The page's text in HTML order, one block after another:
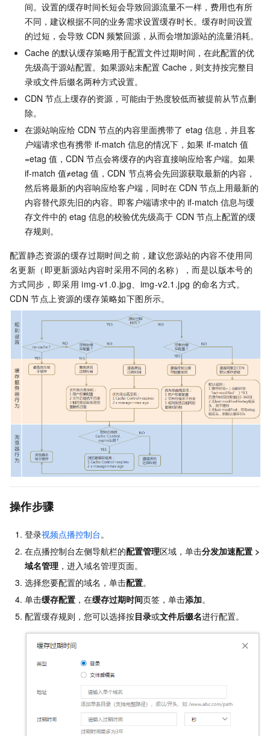
间。设置的缓存时间长短会导致回源流量不一样，费用也有所
不同，建议根据不同的业务需求设置缓存时长。缓存时间设置
的过短，会导致 CDN 频繁回源，从而会增加源站的流量消耗。
Cache 的默认缓存策略用于配置文件过期时间，在此配置的优
先级高于源站配置。如果源站未配置 Cache，则支持按完整目
录或文件后缀名两种方式设置。
CDN 节点上缓存的资源，可能由于热度较低而被提前从节点删
除。
在源站响应给 CDN 节点的内容里面携带了 etag 信息，并且客
户端请求也有携带 if-match 信息的情况下，如果 if-match 值
=etag 值，CDN 节点会将缓存的内容直接响应给客户端。如果
if-match 值≠etag 值，CDN 节点将会先回源获取最新的内容，
然后将最新的内容响应给客户端，同时在 CDN 节点上用最新的
内容替代原先旧的内容。即客户端请求中的 if-match 信息与缓
存文件中的 etag 信息的校验优先级高于 CDN 节点上配置的缓
存规则。
配置静态资源的缓存过期时间之前，建议您源站的内容不使用同
名更新（即更新源站内容时采用不同的名称），而是以版本号的
方式同步，即采用 img-v1.0.jpg、img-v2.1.jpg 的命名方式。
CDN 节点上资源的缓存策略如下图所示。
操作步骤
登录视频点播控制台。
在点播控制台左侧导航栏的配置管理区域，单击分发加速配置 >
域名管理 ，进入域名管理页面。
选择您要配置的域名，单击配置。
单击缓存配置 ，在缓存过期时间页签，单击添加。
配置缓存规则，您可以选择按目录或文件后缀名进行配置。